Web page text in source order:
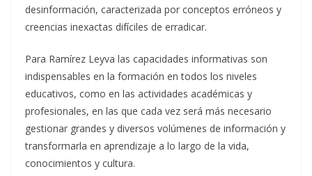
desinformación, caracterizada por conceptos erróneos y
creencias inexactas difíciles de erradicar.
Para Ramírez Leyva las capacidades informativas son
indispensables en la formación en todos los niveles
educativos, como en las actividades académicas y
profesionales, en las que cada vez será más necesario
gestionar grandes y diversos volúmenes de información y
transformarla en aprendizaje a lo largo de la vida,
conocimientos y cultura.